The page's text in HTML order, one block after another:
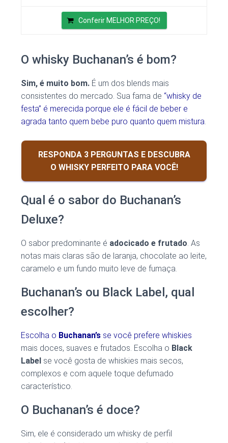
Conferir MELHOR PREÇO!
O whisky Buchanan’s é bom?
Sim, é muito bom. É um dos blends mais
consistentes do mercado. Sua fama de “whisky de
festa” é merecida porque ele é fácil de beber e
agrada tanto quem bebe puro quanto quem mistura
RESPONDA 3 PERGUNTAS E DESCUBRA
O WHISKY PERFEITO PARA VOCÊ!
Qual é o sabor do Buchanan’s
Deluxe?
O sabor predominante é adocicado e frutado . As
notas mais claras são de laranja, chocolate ao leite,
caramelo e um fundo muito leve de fumaça.
Buchanan’s ou Black Label, qual
escolher?
Escolha o Buchanan’s se você prefere whiskies
mais doces, suaves e frutados. Escolha o Black
Label se você gosta de whiskies mais secos,
complexos e com aquele toque defumado
característico.
O Buchanan’s é doce?
Sim, ele é considerado um whisky de perfil